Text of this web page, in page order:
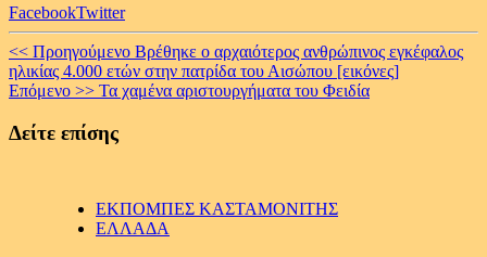
FacebookTwitter
Continue
Reading
<< Προηγούμενο Βρέθηκε ο αρχαιότερος ανθρώπινος εγκέφαλος
ηλικίας 4.000 ετών στην πατρίδα του Αισώπου [εικόνες]
Επόμενο >> Τα χαμένα αριστουργήματα του Φειδία
Δείτε επίσης
ΕΚΠΟΜΠΕΣ ΚΑΣΤΑΜΟΝΙΤΗΣ
ΕΛΛΑΔΑ